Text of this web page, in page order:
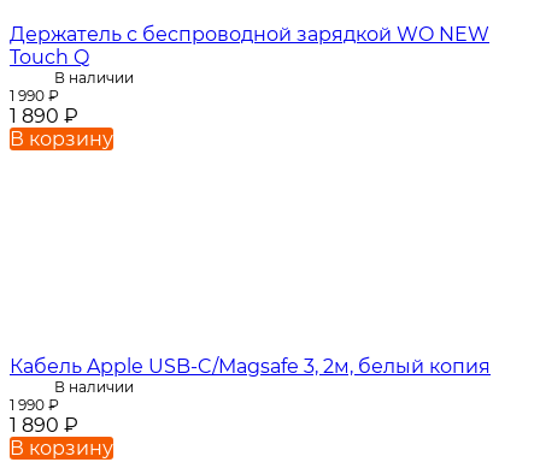
Держатель с беспроводной зарядкой WO NEW
Touch Q
В наличии
1 990 ₽
1 890 ₽
В корзину
Кабель Apple USB-C/Magsafe 3, 2м, белый копия
В наличии
1 990 ₽
1 890 ₽
В корзину